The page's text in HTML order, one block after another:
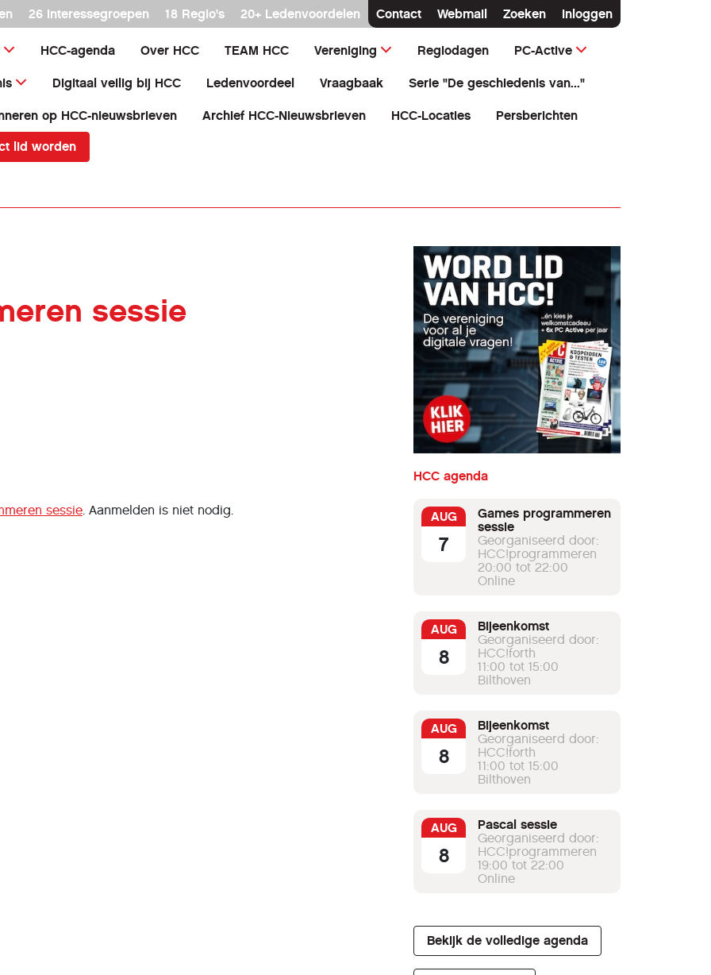
26 interessegroepen 18 Regio's 20+ Ledenvoordelen Contact Webmail Zoeken Inloggen
HCC-agenda Over HCC TEAM HCC Vereniging Regiodagen PC-Active
Digitaal veilig bij HCC Ledenvoordeel Vraagbaak Serie "De geschiedenis van..."
op HCC-nieuwsbrieven Archief HCC-Nieuwsbrieven HCC-Locaties Persberichten
lid worden
sessie
sessie. Aanmelden is niet nodig.
HCC agenda
AUG
7
Games programmeren
sessie
Georganiseerd door:
HCC!programmeren
20:00 tot 22:00
Online
AUG
8
Bijeenkomst
Georganiseerd door:
HCC!forth
11:00 tot 15:00
Bilthoven
AUG
8
Bijeenkomst
Georganiseerd door:
HCC!forth
11:00 tot 15:00
Bilthoven
AUG
8
Pascal sessie
Georganiseerd door:
HCC!programmeren
19:00 tot 22:00
Online
Bekijk de volledige agenda